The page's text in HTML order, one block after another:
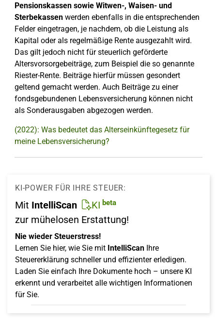
Pensionskassen sowie Witwen-, Waisen- und
Sterbekassen werden ebenfalls in die entsprechenden
Felder eingetragen, je nachdem, ob die Leistung als
Kapital oder als regelmäßige Rente ausgezahlt wird.
Das gilt jedoch nicht für steuerlich geförderte
Altersvorsorgebeiträge, zum Beispiel die so genannte
Riester-Rente. Beiträge hierfür müssen gesondert
geltend gemacht werden. Auch Beiträge zu einer
fondsgebundenen Lebensversicherung können nicht
als Sonderausgaben abgezogen werden.
(2022): Was bedeutet das Alterseinkünftegesetz für
meine Lebensversicherung?
KI-POWER FÜR IHRE STEUER:
Mit IntelliScan KI beta
zur mühelosen Erstattung!
Nie wieder Steuerstress!
Lernen Sie hier, wie Sie mit IntelliScan Ihre
Steuererklärung schneller und effizienter erledigen.
Laden Sie einfach Ihre Dokumente hoch – unsere KI
erkennt und verarbeitet alle wichtigen Informationen
für Sie.